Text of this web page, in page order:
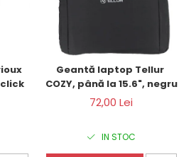
click
Geantă laptop Tellur
COZY, până la 15.6", negru
72,00 Lei
IN STOC